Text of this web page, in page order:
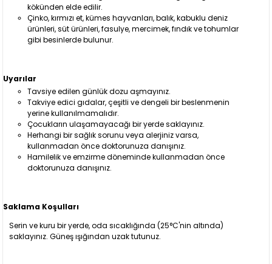
kökünden elde edilir.
Çinko, kırmızı et, kümes hayvanları, balık, kabuklu deniz
ürünleri, süt ürünleri, fasulye, mercimek, fındık ve tohumlar
gibi besinlerde bulunur.
Uyarılar
Tavsiye edilen günlük dozu aşmayınız.
Takviye edici gıdalar, çeşitli ve dengeli bir beslenmenin
yerine kullanılmamalıdır.
Çocukların ulaşamayacağı bir yerde saklayınız.
Herhangi bir sağlık sorunu veya alerjiniz varsa,
kullanmadan önce doktorunuza danışınız.
Hamilelik ve emzirme döneminde kullanmadan önce
doktorunuza danışınız.
Saklama Koşulları
Serin ve kuru bir yerde, oda sıcaklığında (25°C'nin altında)
saklayınız. Güneş ışığından uzak tutunuz.